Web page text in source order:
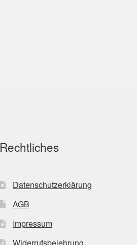
Rechtliches
Datenschutzerklärung
AGB
Impressum